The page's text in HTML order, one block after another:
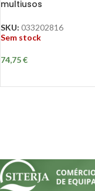
multiusos
SKU: 033202816
Sem stock
74,75€